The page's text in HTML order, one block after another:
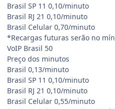
Brasil SP 11 0,10/minuto
Brasil RJ 21 0,10/minuto
Brasil Celular 0,70/minuto
*Recargas futuras serão no
VoIP Brasil 50
Preço dos minutos
Brasil 0,13/minuto
Brasil SP 11 0,10/minuto
Brasil RJ 21 0,10/minuto
Brasil Celular 0,55/minuto